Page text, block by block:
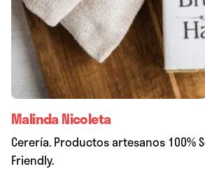
Malinda Nicoleta
Cerería. Productos artesanos 100%
Friendly.